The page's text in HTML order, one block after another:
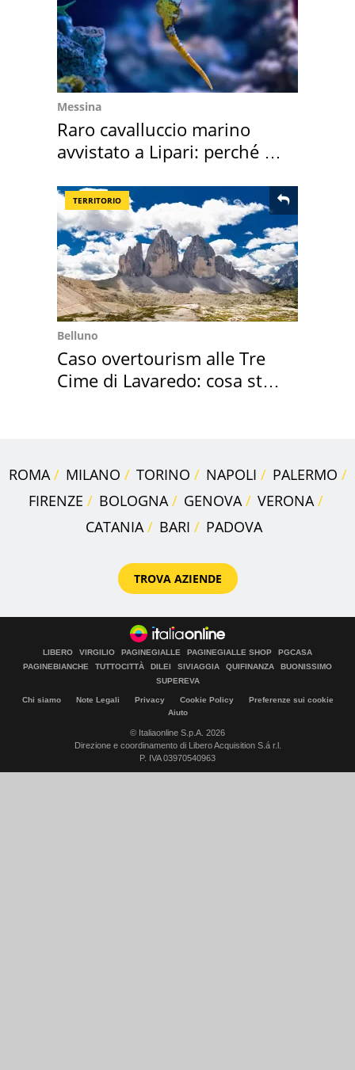
Messina
Raro cavalluccio marino
avvistato a Lipari: perché è
TERRITORIO
Belluno
Caso overtourism alle Tre
Cime di Lavaredo: cosa sta
ROMA MILANO TORINO NAPOLI
PALERMO
FIRENZE
BOLOGNA GENOVA
VERONA
CATANIA
BARI PADOVA
TROVA AZIENDE
LIBERO VIRGILIO PAGINEGIALLE PAGINEGIALLE SHOP
PGCASA
PAGINEBIANCHE
TUTTOCITTÀ DILEI SIVIAGGIA QUIFINANZA
BUONISSIMO
SUPEREVA
Chi siamo Note Legali Privacy Cookie Policy
Preferenze sui cookie
Aiuto
© Italiaonline S.p.A. 2026
Direzione e coordinamento di Libero Acquisition S.á r.l.
P. IVA 03970540963